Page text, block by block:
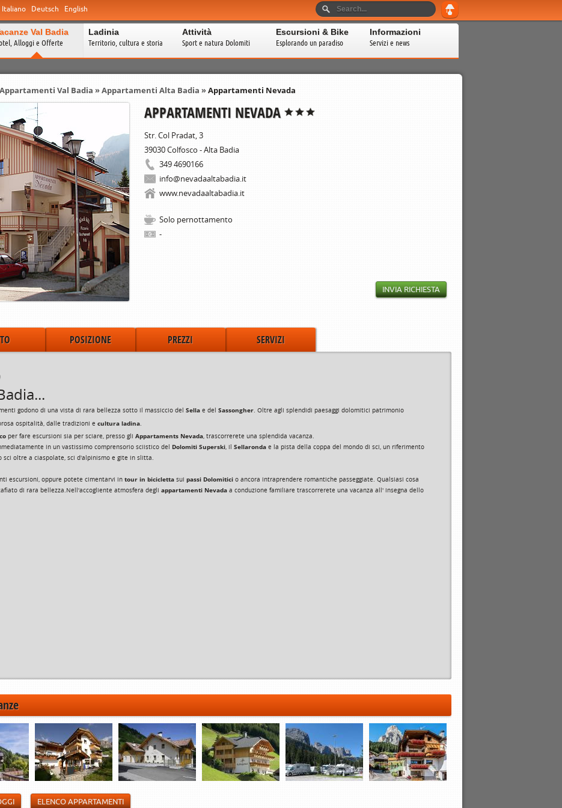
Italiano Deutsch English
Val Badia
Alloggi e Offerte
Ladinia
Territorio, cultura e storia
Attività
Sport e natura Dolomiti
Escursioni & Bike
Esplorando un paradiso
Informazioni
Servizi e news
Appartamenti Val Badia »Appartamenti Alta Badia »Appartamenti Nevada
APPARTAMENTI NEVADA
Str. Col Pradat, 3
39030Colfosco - Alta Badia
349 4690166
info@nevadaaltabadia.it
www.nevadaaltabadia.it
Solo pernottamento
-
INVIA RICHIESTA
POSIZIONE PREZZI SERVIZI
godono di una vista di rara bellezza sotto il massiccio del Sella e del Sassongher. Oltre agli splendidi paesaggi dolomitici patrimonio
ospitalità, dalle tradizioni e cultura ladina.
per fare escursioni sia per sciare, presso gli Appartaments Nevada, trascorrerete una splendida vacanza.
in un vastissimo comprensorio sciistico del Dolomiti Superski, il Sellaronda e la pista della coppa del mondo di sci, un riferimento
oltre a ciaspolate, sci d'alpinismo e gite in slitta.
escursioni, oppure potete cimentarvi in tour in bicicletta sui passi Dolomitici o ancora intraprendere romantiche passeggiate. Qualsiasi cosa
di rara bellezza.Nell'accogliente atmosfera degli appartamenti Nevada a conduzione familiare trascorrerete una vacanza all' insegna dello
ELENCO APPARTAMENTI